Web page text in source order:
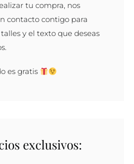
tu compra, nos
contacto contigo para
y el texto que deseas
es gratis
exclusivos: